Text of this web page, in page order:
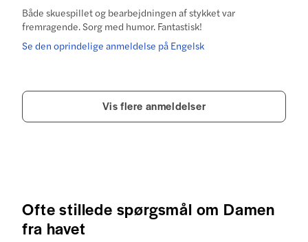
Både skuespillet og bearbejdningen af stykket var
fremragende. Sorg med humor. Fantastisk!
Se den oprindelige anmeldelse på Engelsk
Vis flere anmeldelser
Ofte stillede spørgsmål om Damen
fra havet